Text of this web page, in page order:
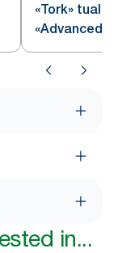
«Tork»
«Advanced»
in...